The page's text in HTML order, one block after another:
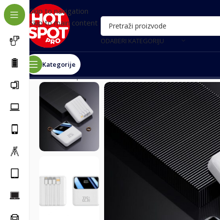
Skip to navigation
Skip to main content
ODABERI KATEGORIJU
Kategorije
Почетна/Oprema za telefone/Power bank eksterne